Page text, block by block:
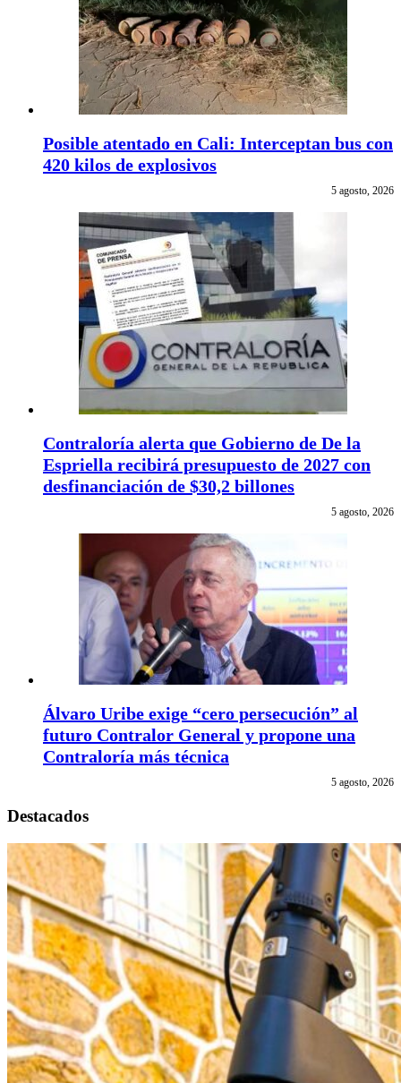
Posible atentado en Cali: Interceptan bus con
420 kilos de explosivos
5 agosto, 2026
Contraloría alerta que Gobierno de De la
Espriella recibirá presupuesto de 2027 con
desfinanciación de $30,2 billones
5 agosto, 2026
Álvaro Uribe exige “cero persecución” al
futuro Contralor General y propone una
Contraloría más técnica
5 agosto, 2026
Destacados